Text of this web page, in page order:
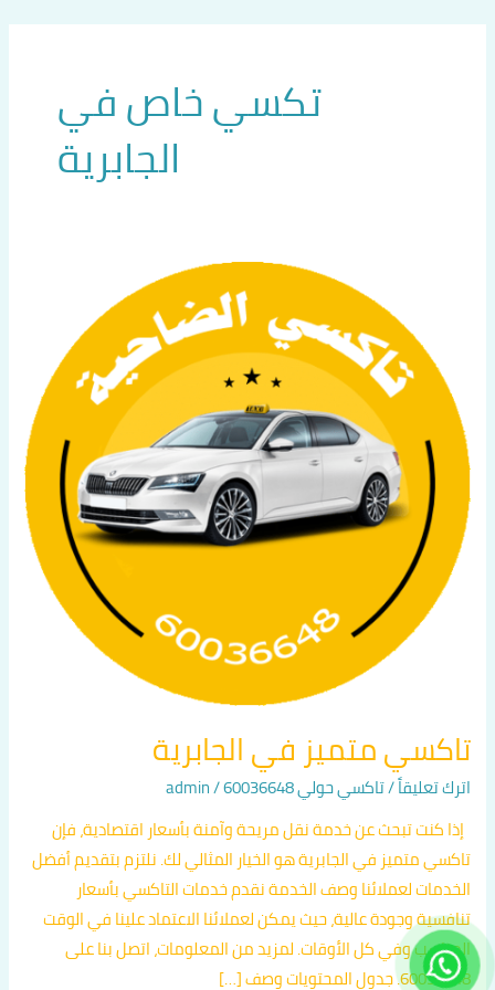
تكسي خاص في
الجابرية
تاكسي متميز في الجابرية
اترك تعليقاً/تاكسي حولي 60036648 /
admin
إذا كنت تبحث عن خدمة نقل مريحة وآمنة بأسعار اقتصادية، فإن
تاكسي متميز في الجابرية هو الخيار المثالي لك. نلتزم بتقديم أفضل
الخدمات لعملائنا وصف الخدمة نقدم خدمات التاكسي بأسعار
تنافسية وجودة عالية، حيث يمكن لعملائنا الاعتماد علينا في الوقت
المناسب وفي كل الأوقات. لمزيد من المعلومات، اتصل بنا على
60036648. جدول المحتويات وصف […]
الجابرية